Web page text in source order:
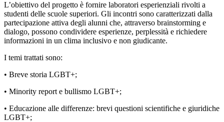
L’obiettivo del progetto è fornire laboratori esperienziali rivolti a
studenti delle scuole superiori. Gli incontri sono caratterizzati dalla
partecipazione attiva degli alunni che, attraverso brainstorming e
dialogo, possono condividere esperienze, perplessità e richiedere
informazioni in un clima inclusivo e non giudicante.
I temi trattati sono:
• Breve storia LGBT+;
• Minority report e bullismo LGBT+;
• Educazione alle differenze: brevi questioni scientifiche e giuridiche
LGBT+;